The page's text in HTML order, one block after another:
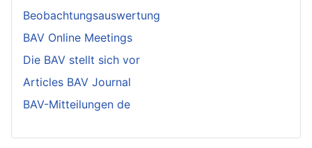
Beobachtungsauswertung
BAV Online Meetings
Die BAV stellt sich vor
Articles BAV Journal
BAV-Mitteilungen de